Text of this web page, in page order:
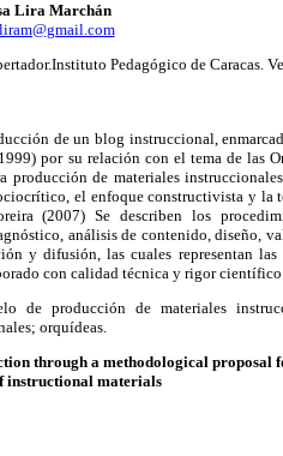
Lira Marchán
Pedagógico de Caracas.
de un blog instruccional,
por su relación con el tema de las
producción de materiales
el enfoque constructivista y la
(2007) Se describen los
análisis de contenido, diseño,
y difusión, las cuales representan las
con calidad técnica y rigor científico.
de producción de materiales
orquídeas.
through a methodological proposal
instructional materials